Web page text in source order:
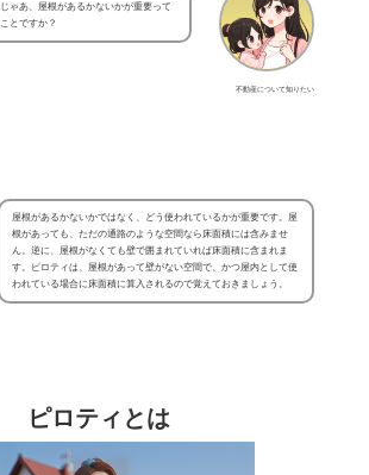
不動産について知りたい
じゃあ、屋根があるかないかが重要って
ことですか？
屋根があるかないかではなく、どう使われているかが重要です。屋
根があっても、ただの通路のような空間なら床面積には含みませ
ん。逆に、屋根がなくても壁で囲まれていれば床面積に含まれま
す。ピロティは、屋根があって壁がない空間で、かつ屋内として使
われている場合に床面積に算入されるので覚えておきましょう。
ピロティとは